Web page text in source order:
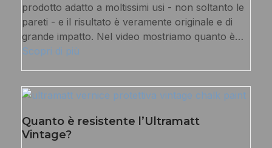
prodotto adatto a moltissimi usi - non soltanto le
pareti - e il risultato è veramente originale e di
grande impatto. Nel video mostriamo quanto è…
Scopri di più
Quanto è resistente l’Ultramatt
Vintage?